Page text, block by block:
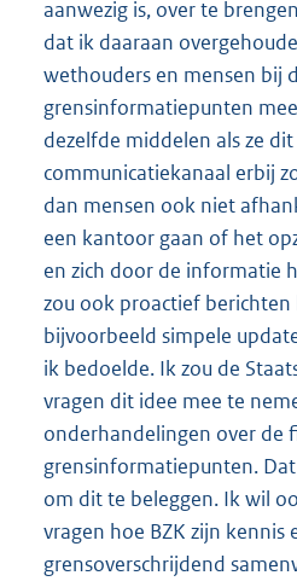
aanwezig is, over te
dat ik daaraan
wethouders en mensen bij
grensinformatiepunten
dezelfde middelen als ze
communicatiekanaal erbij
dan mensen ook niet
een kantoor gaan of het
en zich door de informatie
zou ook proactief
bijvoorbeeld simpele
ik bedoelde. Ik zou de
vragen dit idee mee te
onderhandelingen over de
grensinformatiepunten.
om dit te beleggen. Ik wil
vragen hoe BZK zijn kennis
grensoverschrijdend